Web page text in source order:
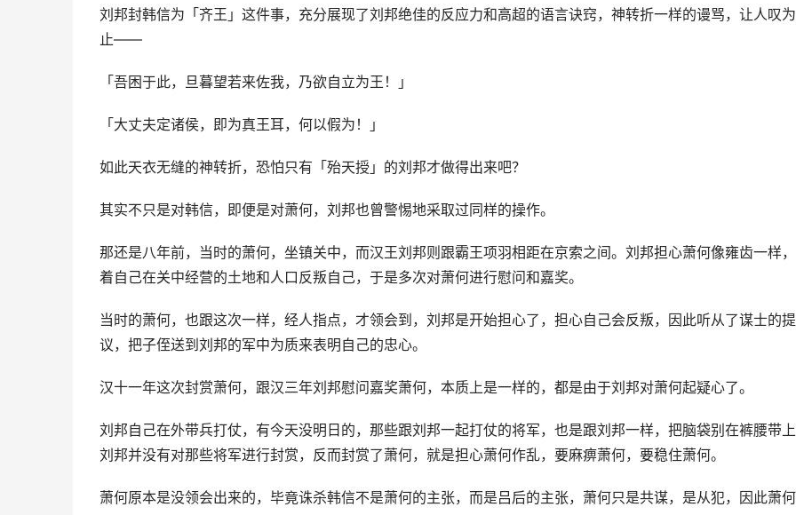
刘邦封韩信为「齐王」这件事，充分展现了刘邦绝佳的反应力和高超的语言诀窍，神转折一样的谩骂，让人叹
止——
「吾困于此，旦暮望若来佐我，乃欲自立为王！」
「大丈夫定诸侯，即为真王耳，何以假为！」
如此天衣无缝的神转折，恐怕只有「殆天授」的刘邦才做得出来吧？
其实不只是对韩信，即便是对萧何，刘邦也曾警惕地采取过同样的操作。
那还是八年前，当时的萧何，坐镇关中，而汉王刘邦则跟霸王项羽相距在京索之间。刘邦担心萧何像雍齿一样
着自己在关中经营的土地和人口反叛自己，于是多次对萧何进行慰问和嘉奖。
当时的萧何，也跟这次一样，经人指点，才领会到，刘邦是开始担心了，担心自己会反叛，因此听从了谋士的提
议，把子侄送到刘邦的军中为质来表明自己的忠心。
汉十一年这次封赏萧何，跟汉三年刘邦慰问嘉奖萧何，本质上是一样的，都是由于刘邦对萧何起疑心了。
刘邦自己在外带兵打仗，有今天没明日的，那些跟刘邦一起打仗的将军，也是跟刘邦一样，把脑袋别在裤腰带上
刘邦并没有对那些将军进行封赏，反而封赏了萧何，就是担心萧何作乱，要麻痹萧何，要稳住萧何。
萧何原本是没领会出来的，毕竟诛杀韩信不是萧何的主张，而是吕后的主张，萧何只是共谋，是从犯，因此萧